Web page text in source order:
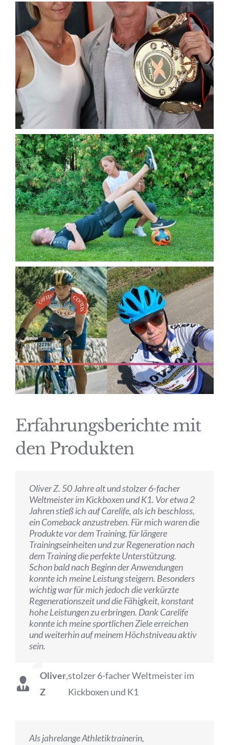
Erfahrungsberichte mit
den Produkten
Oliver Z. 50 Jahre alt und stolzer 6-facher
Weltmeister im Kickboxen und K1. Vor etwa 2
Jahren stieß ich auf Carelife, als ich beschloss,
ein Comeback anzustreben. Für mich waren die
Produkte vor dem Training, für längere
Trainingseinheiten und zur Regeneration nach
dem Training die perfekte Unterstützung.
Schon bald nach Beginn der Anwendungen
konnte ich meine Leistung steigern. Besonders
wichtig war für mich jedoch die verkürzte
Regenerationszeit und die Fähigkeit, konstant
hohe Leistungen zu erbringen. Dank Carelife
konnte ich meine sportlichen Ziele erreichen
und weiterhin auf meinem Höchstniveau aktiv
sein.
Oliver
Z
,stolzer 6-facher Weltmeister im
Kickboxen und K1
Als jahrelange Athletiktrainerin,